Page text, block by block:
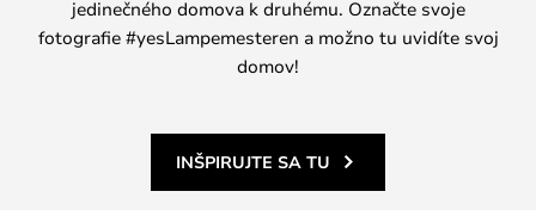
jedinečného domova k druhému. Označte svoje
fotografie #yesLampemesteren a možno tu uvidíte svoj
domov!
INŠPIRUJTE SA TU